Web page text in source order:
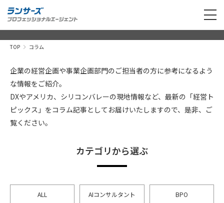
TOP コラム
企業の経営企画や事業企画部門のご担当者の方に参考になるよう
な情報をご紹介。
DXやアメリカ、シリコンバレーの現地情報など、最新の「経営ト
ピックス」をコラム記事としてお届けいたしますので、是非、ご
覧ください。
カテゴリから選ぶ
ALL AIコンサルタント BPO